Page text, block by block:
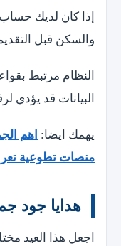
إذا كان لديك
والسكن قبل
النظام مرتبط
البيانات قد يؤدي
يهمك ايضا:
منصات تطوعية
هدايا جود
اجعل هذا العيد